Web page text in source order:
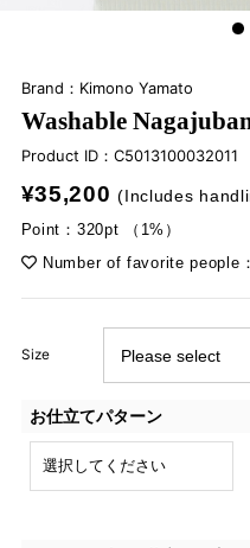
Brand：Kimono Yamato
Washable
Product ID： C5013100032011
¥35,200(Includes
Point：320pt （1%）
Number of favorite people
Size
お仕立てパターン